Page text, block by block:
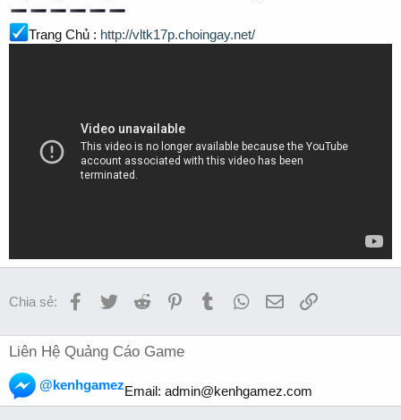
Trang Chủ : http://vltk17p.choingay.net/
Chia sẻ: Facebook
TwitterReddit PinterestTumblrWhatsApp
EmailLink
Liên Hệ Quảng Cáo Game
@kenhgamezEmail: admin@kenhgamez.com